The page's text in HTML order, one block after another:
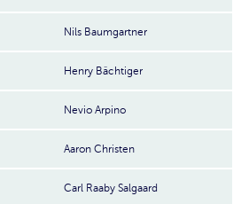
Nils Baumgartner
Henry Bächtiger
Nevio Arpino
Aaron Christen
Carl Raaby Salgaard